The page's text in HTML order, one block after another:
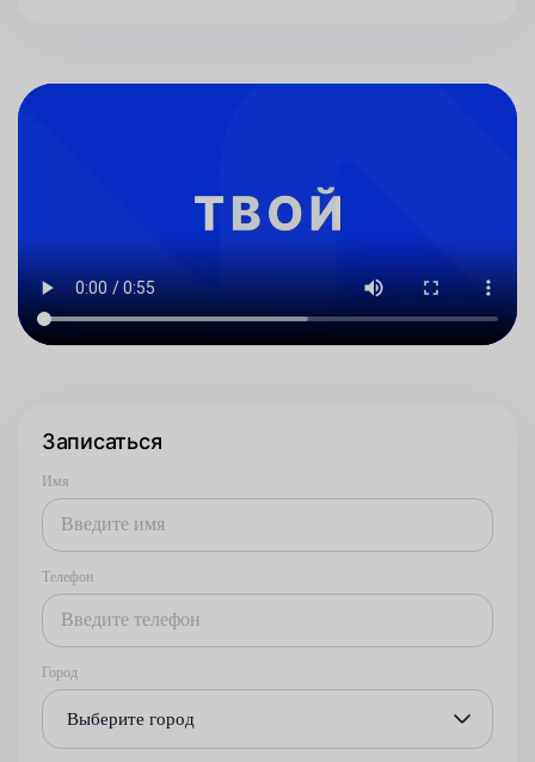
Записаться
Имя
Телефон
Город
Выберите город